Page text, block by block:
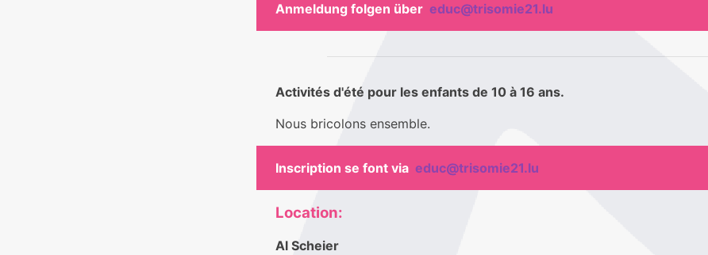
Anmeldung folgen über educ@trisomie21.lu
Activités d'été pour les enfants de 10 à 16 ans.
Nous bricolons ensemble.
Inscription se font via educ@trisomie21.lu
Location:
Al Scheier